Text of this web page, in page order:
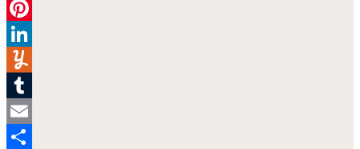
Twitter
Pinterest
LinkedIn
Yummly
Tumblr
Email